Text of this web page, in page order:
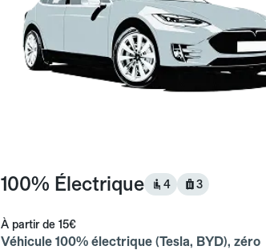
100% Électrique 4 3
À partir de 15€
Véhicule 100% électrique (Tesla, BYD), zéro